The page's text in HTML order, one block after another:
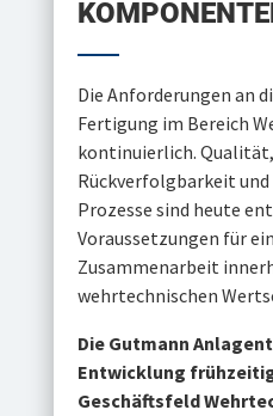
Die Anforderungen an
Fertigung im Bereich
kontinuierlich.
Rückverfolgbarkeit
Prozesse sind heute
Voraussetzungen für
Zusammenarbeit
wehrtechnischen
Die Gutmann
Entwicklung
Geschäftsfeld